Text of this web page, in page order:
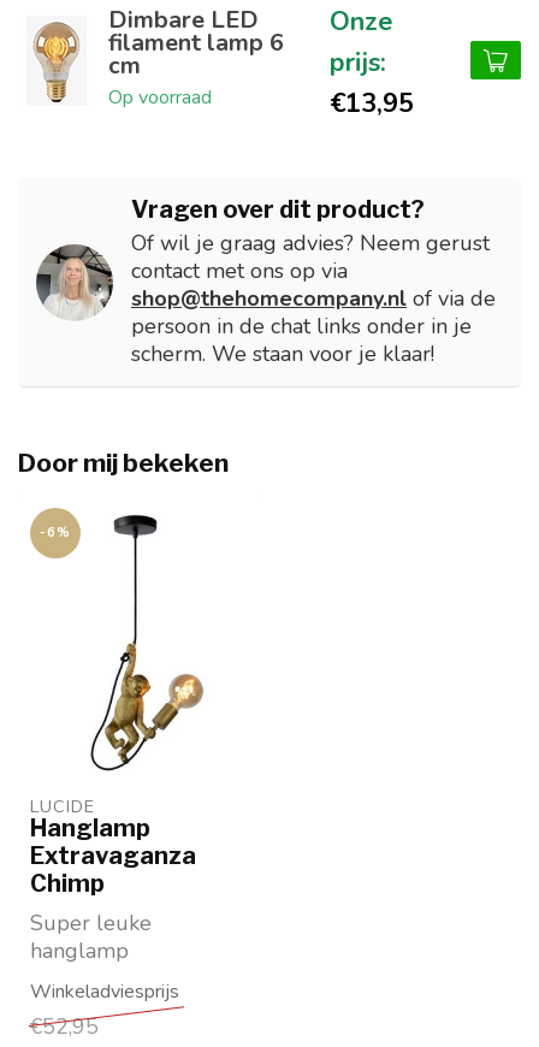
Dimbare LED
filament lamp 6
cm
Op voorraad €13,95
Vragen over dit product?
Of wil je graag advies? Neem gerust
contact met ons op via
shop@thehomecompany.nl of via de
persoon in de chat links onder in je
scherm. We staan voor je klaar!
Door mij bekeken
-6%
LUCIDE
Hanglamp
Extravaganza
Chimp
Super leuke
hanglamp
Chimpansee
Goudkleurig
Leverancier: Lucide
€52,95